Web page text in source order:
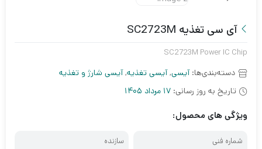
آی سی تغذیه SC2723M
SC2723M Power IC Chip
دسته‌بندی‌ها:آیسی,آیسی تغذیه,آیسی شارژ و تغذیه
تاریخ به روز رسانی: 17 مرداد 1405
ویژگی های محصول:
شماره فنی
سازنده